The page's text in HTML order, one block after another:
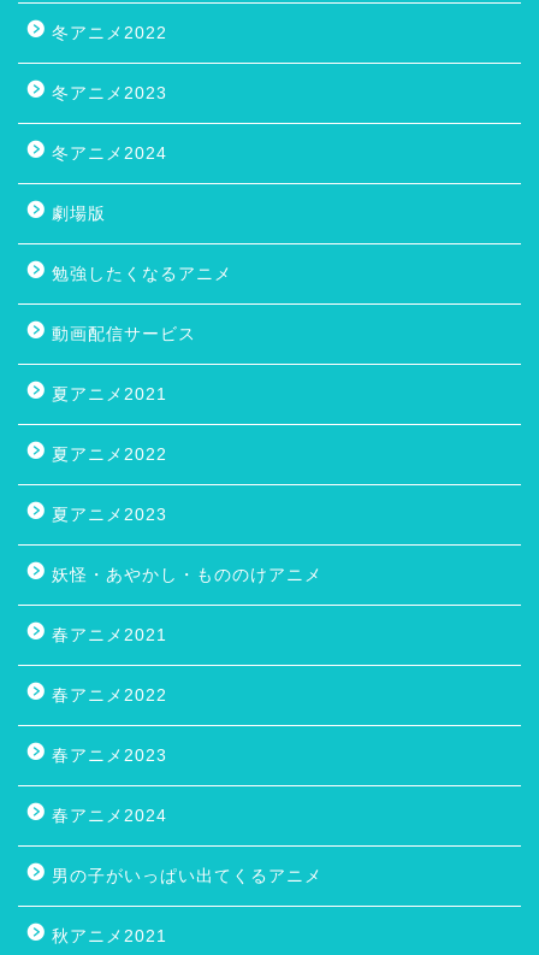
冬アニメ2022
冬アニメ2023
冬アニメ2024
劇場版
勉強したくなるアニメ
動画配信サービス
夏アニメ2021
夏アニメ2022
夏アニメ2023
妖怪・あやかし・もののけアニメ
春アニメ2021
春アニメ2022
春アニメ2023
春アニメ2024
男の子がいっぱい出てくるアニメ
秋アニメ2021